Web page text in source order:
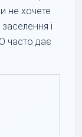
не хочете
і
часто дає